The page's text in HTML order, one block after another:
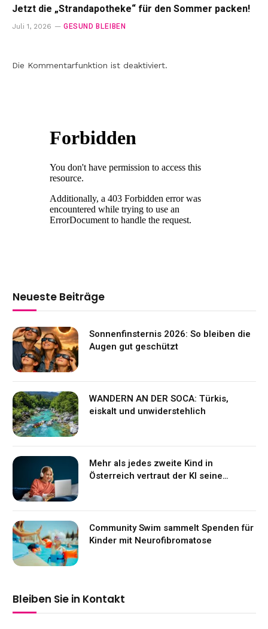
Jetzt die „Strandapotheke“ für den Sommer packen!
Juli 1, 2026 GESUND BLEIBEN
Die Kommentarfunktion ist deaktiviert.
Neueste Beiträge
Sonnenfinsternis 2026: So bleiben die
Augen gut geschützt
WANDERN AN DER SOCA: Türkis,
eiskalt und unwiderstehlich
Mehr als jedes zweite Kind in
Österreich vertraut der KI seine
Community Swim sammelt Spenden für
Kinder mit Neurofibromatose
Bleiben Sie in Kontakt